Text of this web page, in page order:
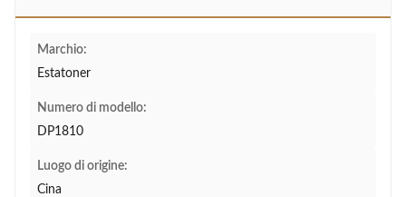
Marchio:
Estatoner
Numero di modello:
DP1810
Luogo di origine:
Cina